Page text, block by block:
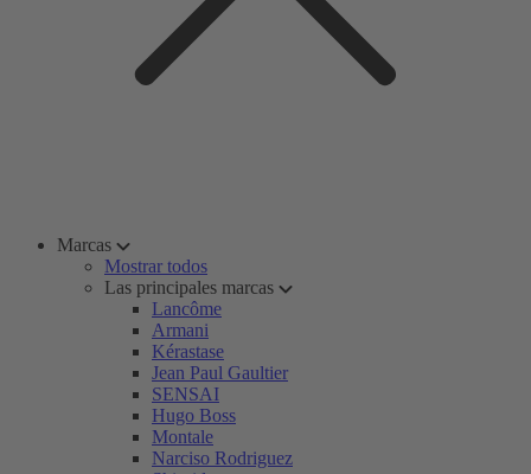
Marcas
Mostrar todos
Las principales marcas
Lancôme
Armani
Kérastase
Jean Paul Gaultier
SENSAI
Hugo Boss
Montale
Narciso Rodriguez